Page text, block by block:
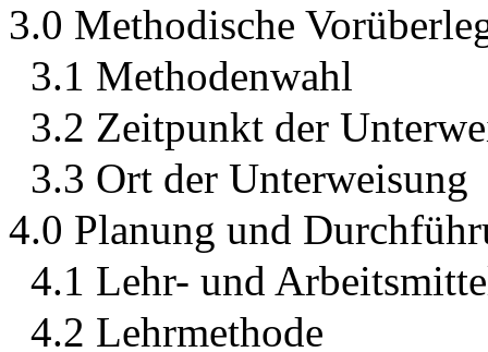
3.0 Methodische
3.1 Methodenwahl
3.2 Zeitpunkt der
3.3 Ort der Unterweisung
4.0 Planung und
4.1 Lehr- und
4.2 Lehrmethode